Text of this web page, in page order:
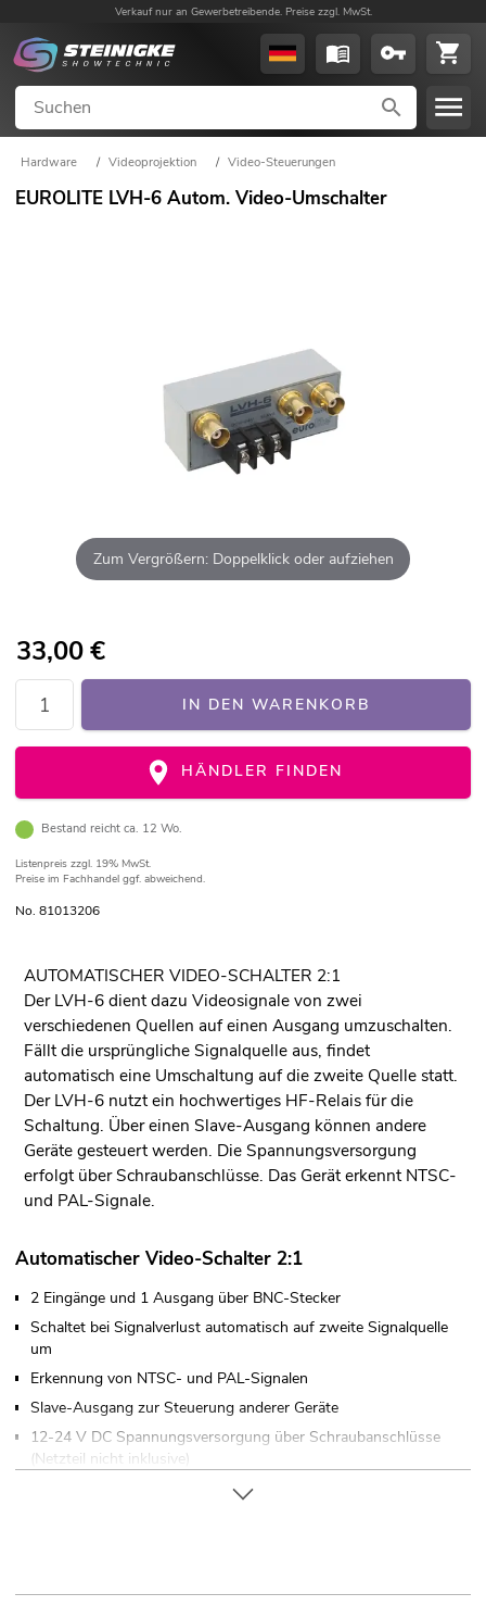
Verkauf nur an Gewerbetreibende. Preise zzgl. MwSt.
Hardware / Videoprojektion / Video-Steuerungen
EUROLITE LVH-6 Autom. Video-Umschalter
Zum Vergrößern: Doppelklick oder aufziehen
33,00€
IN DEN WARENKORB
HÄNDLER FINDEN
Bestand reicht ca. 12 Wo.
Listenpreis zzgl. 19% MwSt.
Preise im Fachhandel ggf. abweichend.
No. 81013206
AUTOMATISCHER VIDEO-SCHALTER 2:1
Der LVH-6 dient dazu Videosignale von zwei
verschiedenen Quellen auf einen Ausgang umzuschalten.
Fällt die ursprüngliche Signalquelle aus, findet
automatisch eine Umschaltung auf die zweite Quelle statt.
Der LVH-6 nutzt ein hochwertiges HF-Relais für die
Schaltung. Über einen Slave-Ausgang können andere
Geräte gesteuert werden. Die Spannungsversorgung
erfolgt über Schraubanschlüsse. Das Gerät erkennt NTSC-
und PAL-Signale.
Automatischer Video-Schalter 2:1
2 Eingänge und 1 Ausgang über BNC-Stecker
Schaltet bei Signalverlust automatisch auf zweite Signalquelle
um
Erkennung von NTSC- und PAL-Signalen
Slave-Ausgang zur Steuerung anderer Geräte
12-24 V DC Spannungsversorgung über Schraubanschlüsse
(Netzteil nicht inklusive)